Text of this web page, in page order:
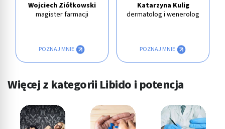
Wojciech Ziółkowski
magister farmacji
POZNAJ MNIE
Katarzyna Kulig
dermatolog i wenerolog
POZNAJ MNIE
Więcej z kategorii Libido i potencja